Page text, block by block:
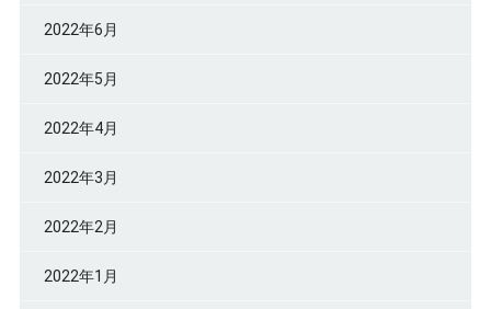
2022年6月
2022年5月
2022年4月
2022年3月
2022年2月
2022年1月